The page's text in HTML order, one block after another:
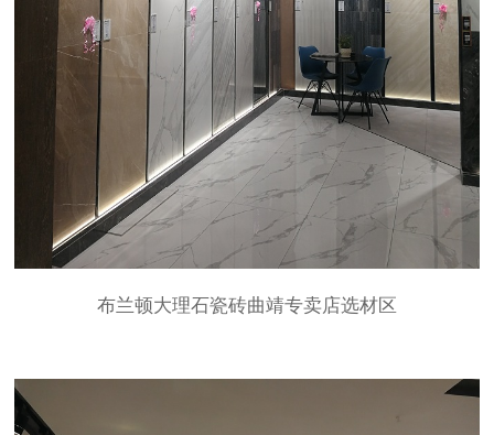
布兰顿大理石瓷砖曲靖专卖店选材区